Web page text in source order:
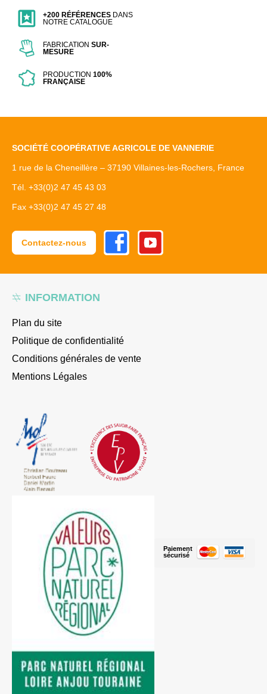
+200 RÉFÉRENCES DANS
NOTRE CATALOGUE
FABRICATIONSUR-
MESURE
PRODUCTION100%
FRANÇAISE
INFORMATION
Plan du site
Politique de confidentialité
Conditions générales de vente
Mentions Légales
SOCIÉTÉ COOPÉRATIVE AGRICOLE DE VANNERIE
1 rue de la Cheneillère – 37190 Villaines-les-Rochers, France
Tél. +33(0)2 47 45 43 03
Fax +33(0)2 47 45 27 48
Paiement
sécurisé
Contactez-nous
FacebookYoutube